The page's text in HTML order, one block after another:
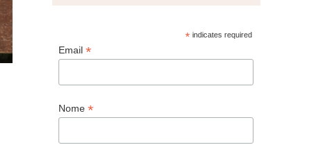
* indicates required
Email *
Nome *